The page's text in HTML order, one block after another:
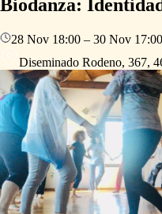
Biodanza:
28 Nov 18:00 – 30 Nov 17:00
Diseminado Rodeno, 367,